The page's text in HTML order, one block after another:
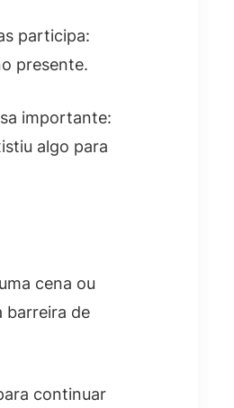
participa:
presente.
importante:
algo para
cena ou
barreira de
continuar